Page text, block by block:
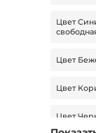
Цвет
Цвет
Цвет
Цвет